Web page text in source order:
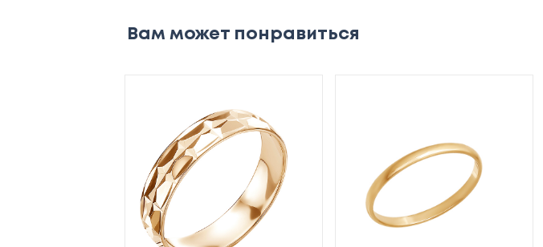
Вам может понравиться